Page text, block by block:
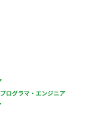
ログラマ・エンジニア